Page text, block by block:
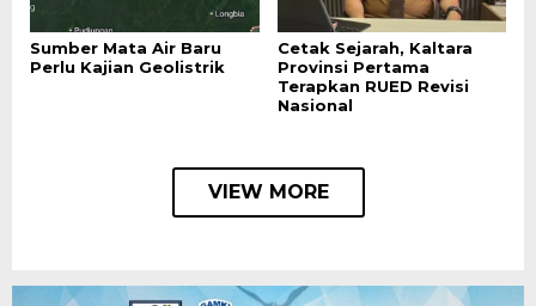
Sumber Mata Air Baru
Perlu Kajian Geolistrik
Cetak Sejarah, Kaltara
Provinsi Pertama
Terapkan RUED Revisi
Nasional
VIEW MORE